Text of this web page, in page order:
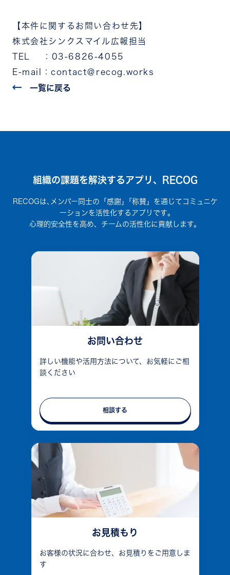
【本件に関するお問い合わせ先】
株式会社シンクスマイル広報担当
TEL ：03-6826-4055
E-mail：contact＠recog.works
一覧に戻る
組織の課題を解決するアプリ、RECOG
RECOGは､メンバー同士の「感謝」｢称賛」を通じてコミュニケ
ーションを活性化するアプリです｡
心理的安全性を高め、チームの活性化に貢献します。
お問い合わせ
詳しい機能や活用方法について、お気軽にご相
談ください
相談する
お見積もり
お客様の状況に合わせ、お見積りをご用意しま
す